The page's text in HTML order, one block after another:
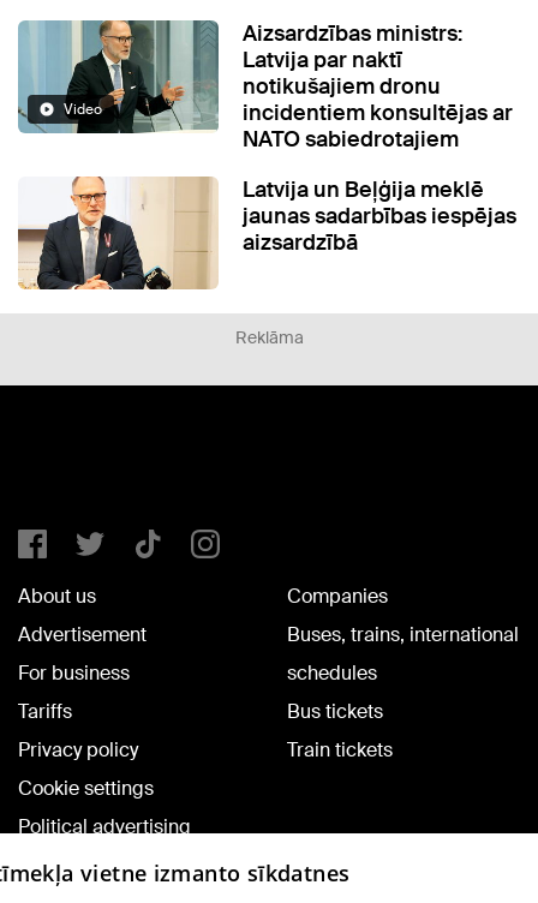
Video
Aizsardzības ministrs:
Latvija par naktī
notikušajiem dronu
incidentiem konsultējas ar
NATO sabiedrotajiem
Latvija un Beļģija meklē
jaunas sadarbības iespējas
aizsardzībā
Reklāma
About us
Advertisement
For business
Tariffs
Privacy policy
Cookie settings
Political advertising
Cookie policy
Companies
Buses, trains, international
schedules
Bus tickets
Train tickets
vietne izmanto sīkdatnes